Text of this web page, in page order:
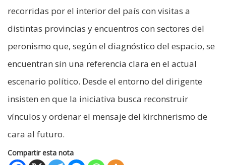
recorridas por el interior del país con visitas a
distintas provincias y encuentros con sectores del
peronismo que, según el diagnóstico del espacio, se
encuentran sin una referencia clara en el actual
escenario político. Desde el entorno del dirigente
insisten en que la iniciativa busca reconstruir
vínculos y ordenar el mensaje del kirchnerismo de
cara al futuro.
Compartir esta nota